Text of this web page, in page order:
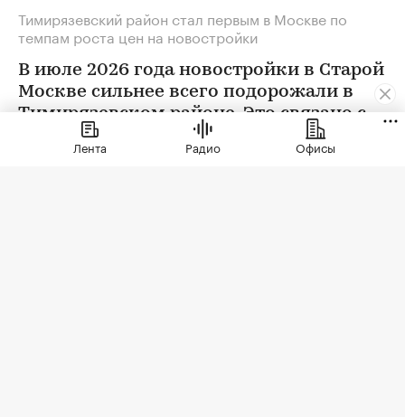
Тимирязевский район стал первым в Москве по
темпам роста цен на новостройки
В июле 2026 года новостройки в Старой
Москве сильнее всего подорожали в
Тимирязевском районе. Это связано с
появлением в экспозиции нового
проекта бизнес-класса
Лента Радио Офисы